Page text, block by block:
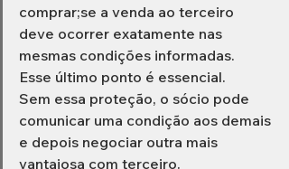
comprar;se a venda ao terceiro
deve ocorrer exatamente nas
mesmas condições informadas.
Esse último ponto é essencial.
Sem essa proteção, o sócio pode
comunicar uma condição aos demais
e depois negociar outra mais
vantajosa com terceiro.